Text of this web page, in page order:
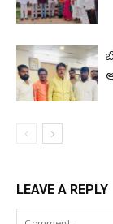
LEAVE A REPLY